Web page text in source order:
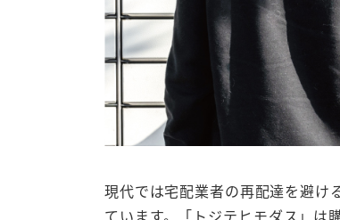
現代では宅配業者の再配達を避け